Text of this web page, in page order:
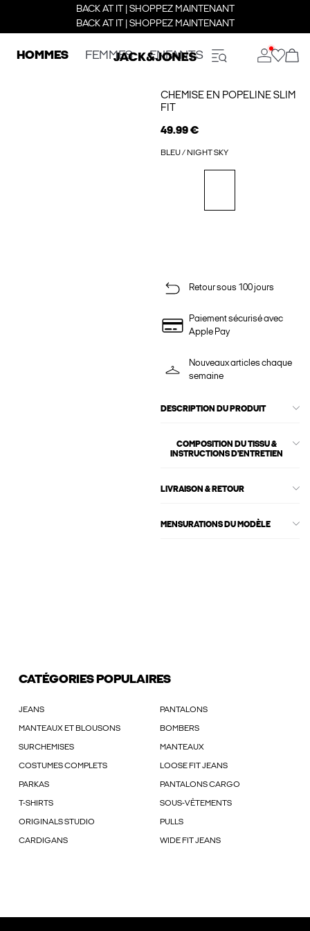
BACK AT IT | SHOPPEZ MAINTENANT
BACK AT IT | SHOPPEZ MAINTENANT
HOMMES FEMMES ENFANTS
CHEMISE EN POPELINE SLIM
FIT
49.99 €
BLEU / NIGHT SKY
Retour sous 100 jours
Paiement sécurisé avec
Apple Pay
Nouveaux articles chaque
semaine
DESCRIPTION DU PRODUIT
COMPOSITION DU TISSU &
INSTRUCTIONS D'ENTRETIEN
LIVRAISON & RETOUR
MENSURATIONS DU MODÈLE
CATÉGORIES POPULAIRES
JEANS PANTALONS
MANTEAUX ET BLOUSONS BOMBERS
SURCHEMISES MANTEAUX
COSTUMES COMPLETS LOOSE FIT JEANS
PARKAS PANTALONS CARGO
T-SHIRTS SOUS-VÊTEMENTS
ORIGINALS STUDIO PULLS
CARDIGANS WIDE FIT JEANS